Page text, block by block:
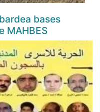
bases
MAHBES